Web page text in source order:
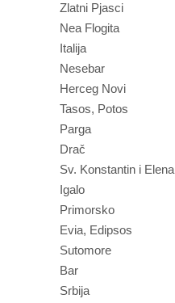
Zlatni Pjasci
Nea Flogita
Italija
Nesebar
Herceg Novi
Tasos, Potos
Parga
Drač
Sv. Konstantin i Elena
Igalo
Primorsko
Evia, Edipsos
Sutomore
Bar
Srbija